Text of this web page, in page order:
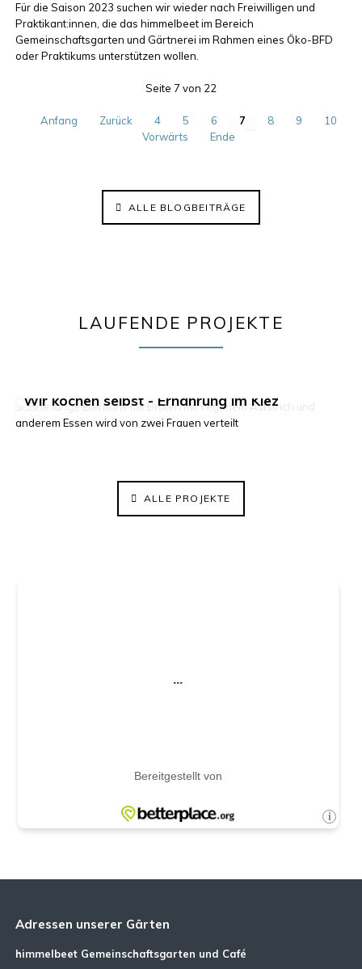
Für die Saison 2023 suchen wir wieder nach Freiwilligen und
Praktikant:innen, die das himmelbeet im Bereich
Gemeinschaftsgarten und Gärtnerei im Rahmen eines Öko-BFD
oder Praktikums unterstützen wollen.
Seite 7 von 22
Anfang Zurück 4 5 6 7 8 9
10
Vorwärts
Ende
ALLE BLOGBEITRÄGE
LAUFENDE PROJEKTE
Wir kochen selbst - Ernährung im Kiez
ElisaBeet - Solidarischer Lehrgarten
ALLE PROJEKTE
Adressen unserer Gärten
himmelbeet Gemeinschaftsgarten und Café